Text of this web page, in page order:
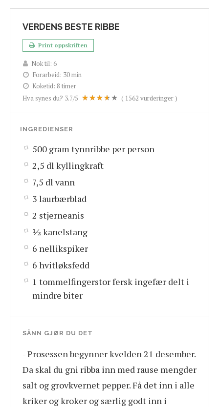
VERDENS BESTE RIBBE
Print oppskriften
Nok til: 6
Forarbeid: 30 min
Koketid: 8 timer
Hva synes du? 3.7/5 ( 1562 vurderinger )
INGREDIENSER
500 gram tynnribbe per person
2,5 dl kyllingkraft
7,5 dl vann
3 laurbærblad
2 stjerneanis
½ kanelstang
6 nellikspiker
6 hvitløksfedd
1 tommelfingerstor fersk ingefær delt i
mindre biter
SÅNN GJØR DU DET
- Prosessen begynner kvelden 21 desember.
Da skal du gni ribba inn med rause mengder
salt og grovkvernet pepper. Få det inn i alle
kriker og kroker og særlig godt inn i